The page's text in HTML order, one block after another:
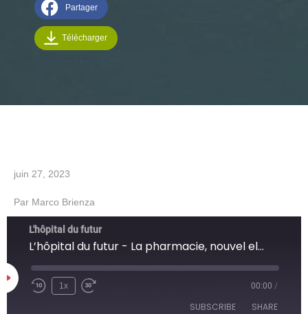
Partager
Télécharger
juin 27, 2023
Par Marco Brienza
L'hôpital du futur
L’hôpital du futur - La pharmacie, nouvel eldorado des IA ?
1x 00:00 /
SUBSCRIBE SHARE